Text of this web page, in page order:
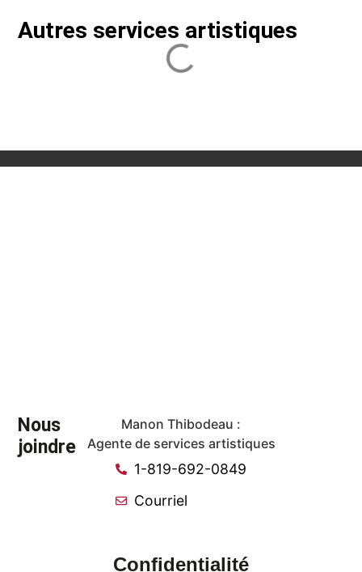
Autres services artistiques
Nous
joindre
Manon Thibodeau :
Agente de services artistiques
1-819-692-0849
Courriel
Confidentialité